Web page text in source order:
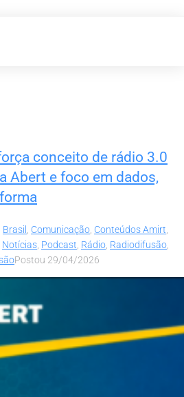
conceito de rádio 3.0
Abert e foco em dados,
Brasil , Comunicação, Conteúdos Amirt,
Notícias, Podcast, Rádio, Radiodifusão,
Postou 29/04/2026